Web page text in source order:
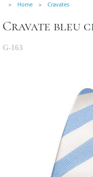
Nos accessoires hommes
Cravate personnalisée
Home Cravates
Cravate bleu
G-163